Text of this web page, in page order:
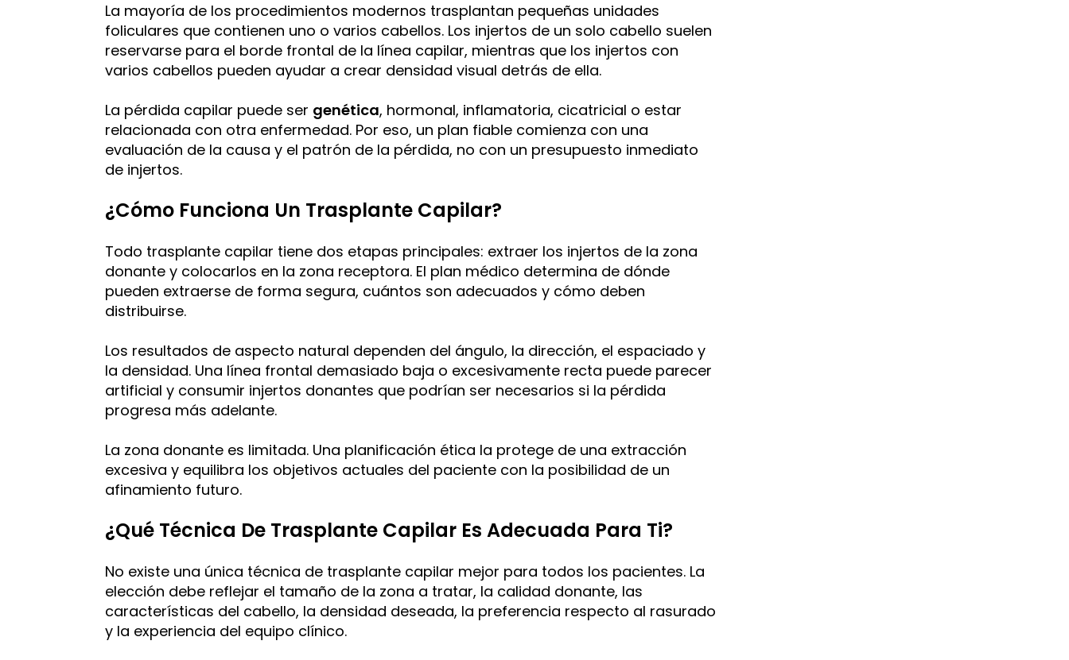
La mayoría de los procedimientos modernos trasplantan pequeñas unidades
foliculares que contienen uno o varios cabellos. Los injertos de un solo cabello suelen
reservarse para el borde frontal de la línea capilar, mientras que los injertos con
varios cabellos pueden ayudar a crear densidad visual detrás de ella.
La pérdida capilar puede ser genética, hormonal, inflamatoria, cicatricial o estar
relacionada con otra enfermedad. Por eso, un plan fiable comienza con una
evaluación de la causa y el patrón de la pérdida, no con un presupuesto inmediato
de injertos.
¿Cómo Funciona Un Trasplante Capilar?
Todo trasplante capilar tiene dos etapas principales: extraer los injertos de la zona
donante y colocarlos en la zona receptora. El plan médico determina de dónde
pueden extraerse de forma segura, cuántos son adecuados y cómo deben
distribuirse.
Los resultados de aspecto natural dependen del ángulo, la dirección, el espaciado y
la densidad. Una línea frontal demasiado baja o excesivamente recta puede parecer
artificial y consumir injertos donantes que podrían ser necesarios si la pérdida
progresa más adelante.
La zona donante es limitada. Una planificación ética la protege de una extracción
excesiva y equilibra los objetivos actuales del paciente con la posibilidad de un
afinamiento futuro.
¿Qué Técnica De Trasplante Capilar Es Adecuada Para Ti?
No existe una única técnica de trasplante capilar mejor para todos los pacientes. La
elección debe reflejar el tamaño de la zona a tratar, la calidad donante, las
características del cabello, la densidad deseada, la preferencia respecto al rasurado
y la experiencia del equipo clínico.